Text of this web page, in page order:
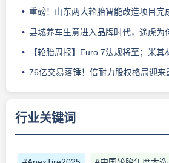
重磅！山东两大轮胎智能改造项目完
县城养车生意进入品牌时代，途虎为何
【轮胎周报】Euro 7法规将至；米其林上半年营收超千亿；倍耐力上半年盈
76亿交易落锤！倍耐力股权格局迎来
行业关键词